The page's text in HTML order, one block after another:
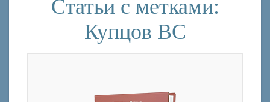
Статьи с метками:
Купцов ВС